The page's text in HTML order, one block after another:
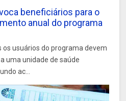
beneficiários para o
anual do programa
os usuários do programa devem
uma unidade de saúde
ac...